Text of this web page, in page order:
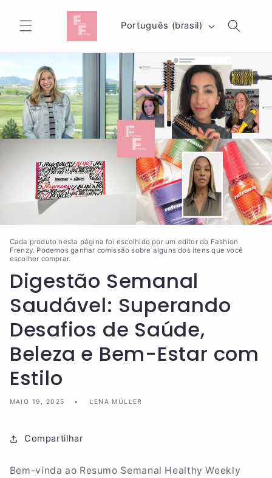
conteúdo
o
m
a
Português (brasil)
Cada produto nesta página foi escolhido por um editor do Fashion
Frenzy. Podemos ganhar comissão sobre alguns dos itens que você
escolher comprar.
Digestão Semanal
Saudável: Superando
Desafios de Saúde,
Beleza e Bem-Estar com
Estilo
MAIO 19, 2025 LENA MÜLLER
Compartilhar
Bem-vinda ao Resumo Semanal Healthy Weekly